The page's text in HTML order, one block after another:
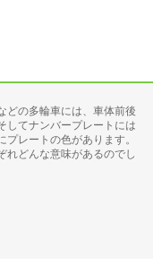
どの多輪車には、車体前後
してナンバープレートには
レートの色があります。
れどんな意味があるのでし